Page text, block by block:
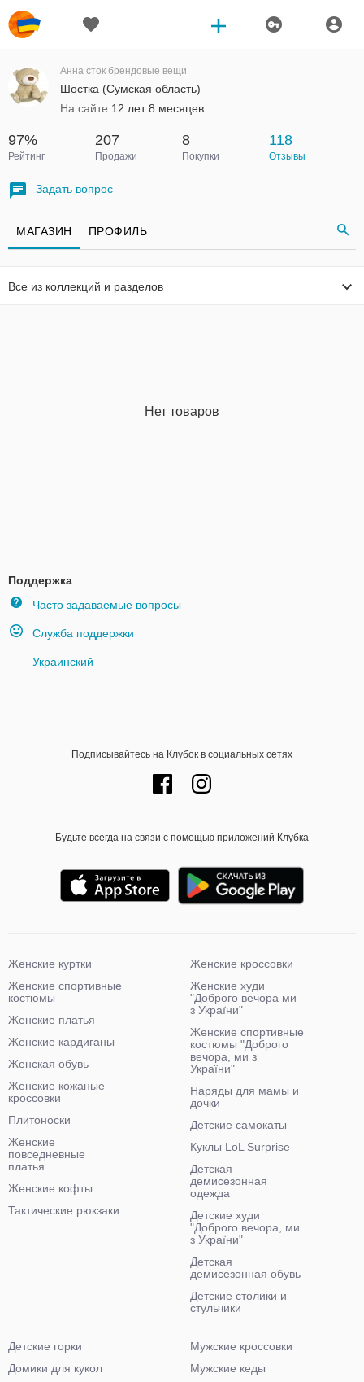
Анна сток брендовые вещи
Шостка (Сумская область)
На сайте 12 лет 8 месяцев
97%
Рейтинг
207
Продажи
8
Покупки
118
Отзывы
Задать вопрос
МАГАЗИН ПРОФИЛЬ
Все из коллекций и разделов
Нет товаров
Поддержка
Часто задаваемые вопросы
Служба поддержки
Украинский
Подписывайтесь на Клубок в социальных сетях
Будьте всегда на связи с помощью приложений Клубка
Женские куртки
Женские спортивные
костюмы
Женские платья
Женские кардиганы
Женская обувь
Женские кожаные
кроссовки
Плитоноски
Женские
повседневные
платья
Женские кофты
Тактические рюкзаки
Женские кроссовки
Женские худи
"Доброго вечора ми
з України"
Женские спортивные
костюмы "Доброго
вечора, ми з
України"
Наряды для мамы и
дочки
Детские самокаты
Куклы LoL Surprise
Детская
демисезонная
одежда
Детские худи
"Доброго вечора, ми
з України"
Детская
демисезонная обувь
Детские столики и
стульчики
Детские горки
Домики для кукол
Мужские кроссовки
Мужские кеды